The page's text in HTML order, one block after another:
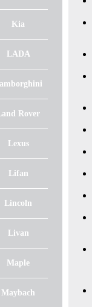
Kia
LADA
Rover
Lexus
Lifan
Lincoln
Livan
Maple
Maybach